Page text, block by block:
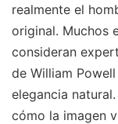
realmente el
original. Muchos
consideran
de William
elegancia
cómo la imagen